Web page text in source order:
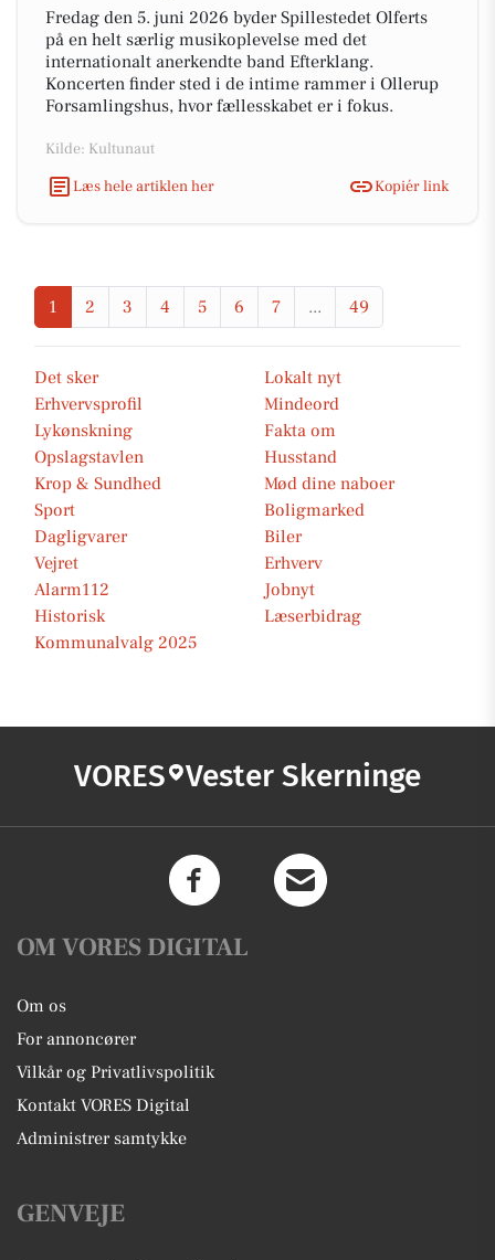
Fredag den 5. juni 2026 byder Spillestedet Olferts
på en helt særlig musikoplevelse med det
internationalt anerkendte band Efterklang.
Koncerten finder sted i de intime rammer i Ollerup
Forsamlingshus, hvor fællesskabet er i fokus.
Kilde: Kultunaut
Læs hele artiklen her
Kopiér link
1 2 3 4 5 6 7 ... 49
Det sker
Lokalt nyt
Erhvervsprofil
Mindeord
Lykønskning
Fakta om
Opslagstavlen
Husstand
Krop & Sundhed
Mød dine naboer
Sport
Boligmarked
Dagligvarer
Biler
Vejret
Erhverv
Alarm112
Jobnyt
Historisk
Læserbidrag
Kommunalvalg 2025
VORES Vester Skerninge
OM VORES DIGITAL
Om os
For annoncører
Vilkår og Privatlivspolitik
Kontakt VORES Digital
Administrer samtykke
GENVEJE